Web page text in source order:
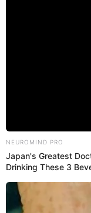
ser noticia luego
metálica que lo
en el carril de
tránsito para que